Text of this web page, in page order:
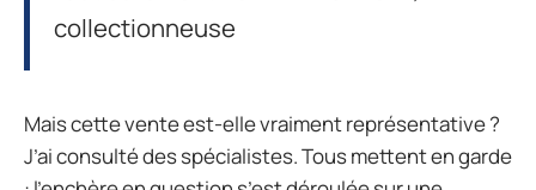
collectionneuse
Mais cette vente est-elle vraiment représentative ?
J’ai consulté des spécialistes. Tous mettent en garde